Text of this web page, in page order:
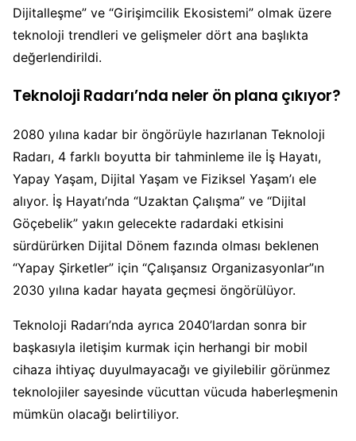
Dijitalleşme” ve “Girişimcilik Ekosistemi” olmak üzere
teknoloji trendleri ve gelişmeler dört ana başlıkta
değerlendirildi.
Teknoloji Radarı’nda neler ön plana çıkıyor?
2080 yılına kadar bir öngörüyle hazırlanan Teknoloji
Radarı, 4 farklı boyutta bir tahminleme ile İş Hayatı,
Yapay Yaşam, Dijital Yaşam ve Fiziksel Yaşam’ı ele
alıyor. İş Hayatı’nda “Uzaktan Çalışma” ve “Dijital
Göçebelik” yakın gelecekte radardaki etkisini
sürdürürken Dijital Dönem fazında olması beklenen
“Yapay Şirketler” için “Çalışansız Organizasyonlar”ın
2030 yılına kadar hayata geçmesi öngörülüyor.
Teknoloji Radarı’nda ayrıca 2040’lardan sonra bir
başkasıyla iletişim kurmak için herhangi bir mobil
cihaza ihtiyaç duyulmayacağı ve giyilebilir görünmez
teknolojiler sayesinde vücuttan vücuda haberleşmenin
mümkün olacağı belirtiliyor.